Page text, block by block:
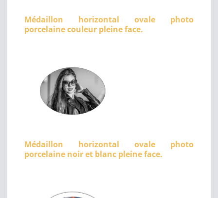
Médaillon horizontal ovale photo
porcelaine couleur pleine face.
Médaillon horizontal ovale photo
porcelaine noir et blanc pleine face.